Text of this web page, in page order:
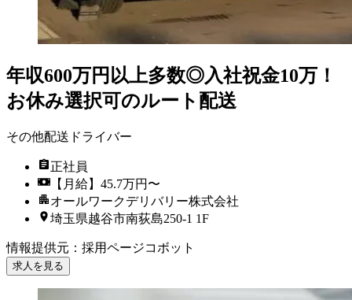
年収600万円以上多数◎入社祝金10万！
お休み選択可のルート配送
その他配送ドライバー
正社員
【月給】45.7万円〜
オールワークデリバリー株式会社
埼玉県越谷市南荻島250-1 1F
情報提供元 ： 採用ページコボット
求人を見る